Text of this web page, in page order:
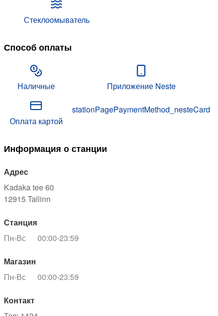
Стеклоомыватель
Способ оплаты
Наличные Приложение Neste
Оплата картой
stationPagePaymentMethod_nesteCard
Информация о станции
Адрес
Kadaka tee 60
12915 Tallinn
Станция
Пн-Вс
00:00-23:59
Магазин
Пн-Вс
00:00-23:59
Контакт